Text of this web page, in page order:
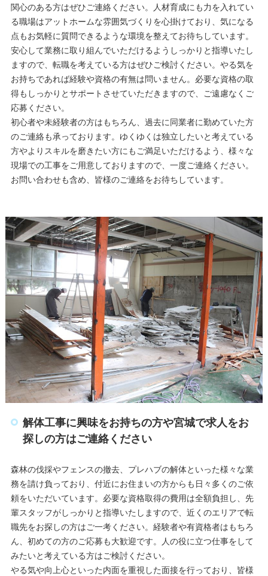
関心のある方はぜひご連絡ください。人材育成にも力を入れてい
る職場はアットホームな雰囲気づくりを心掛けており、気になる
点もお気軽に質問できるような環境を整えてお待ちしています。
安心して業務に取り組んでいただけるようしっかりと指導いたし
ますので、転職を考えている方はぜひご検討ください。やる気を
お持ちであれば経験や資格の有無は問いません。必要な資格の取
得もしっかりとサポートさせていただきますので、ご遠慮なくご
応募ください。
初心者や未経験者の方はもちろん、過去に同業者に勤めていた方
のご連絡も承っております。ゆくゆくは独立したいと考えている
方やよりスキルを磨きたい方にもご満足いただけるよう、様々な
現場での工事をご用意しておりますので、一度ご連絡ください。
お問い合わせも含め、皆様のご連絡をお待ちしています。
解体工事に興味をお持ちの方や宮城で求人をお
探しの方はご連絡ください
森林の伐採やフェンスの撤去、プレハブの解体といった様々な業
務を請け負っており、付近にお住まいの方からも日々多くのご依
頼をいただいています。必要な資格取得の費用は全額負担し、先
輩スタッフがしっかりと指導いたしますので、近くのエリアで転
職先をお探しの方はご一考ください。経験者や有資格者はもちろ
ん、初めての方のご応募も大歓迎です。人の役に立つ仕事をして
みたいと考えている方はご検討ください。
やる気や向上心といった内面を重視した面接を行っており、皆様